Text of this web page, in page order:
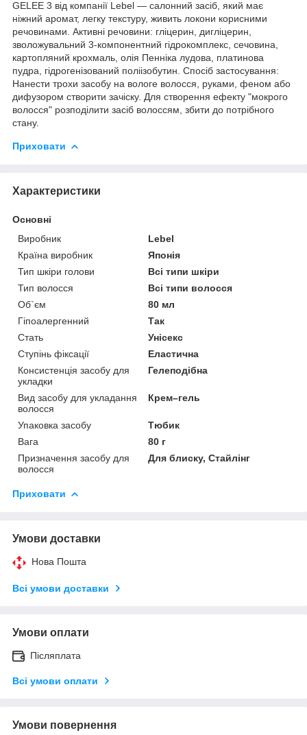
GELEE 3 від компанії Lebel — салонний засіб, який має
ніжний аромат, легку текстуру, живить локони корисними
речовинами. Активні речовини: гліцерин, дигліцерин,
зволожувальний 3-компонентний гідрокомплекс, сечовина,
картопляний крохмаль, олія Пенніка лудова, платинова
пудра, гідрогенізований поліізобутин. Спосіб застосування:
Нанести трохи засобу на вологе волосся, руками, феном або
дифузором створити зачіску. Для створення ефекту "мокрого
волосся" розподілити засіб волоссям, збити до потрібного
стану.
Приховати
Характеристики
Основні
Виробник
Lebel
Країна виробник
Японія
Тип шкіри голови
Всі типи шкіри
Тип волосся
Всі типи волосся
Об`єм
80 мл
Гіпоалергенний
Так
Стать
Унісекс
Ступінь фіксації
Еластична
Консистенція засобу для
укладки
Гелеподібна
Вид засобу для укладання
волосся
Крем–гель
Упаковка засобу
Тюбик
Вага
80 г
Призначення засобу для
волосся
Для блиску, Стайлінг
Приховати
Умови доставки
Нова Пошта
Всі умови доставки
Умови оплати
Післяплата
Всі умови оплати
Умови повернення